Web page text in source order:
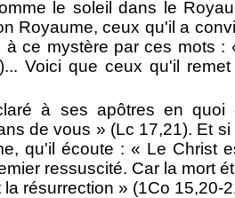
le soleil dans le
Royaume, ceux qu'il a
à ce mystère par ces mots
Voici que ceux qu'il
à ses apôtres en
de vous » (Lc 17,21). Et
qu'il écoute : « Le Christ
ressuscité. Car la mort
résurrection » (1Co 15,20-